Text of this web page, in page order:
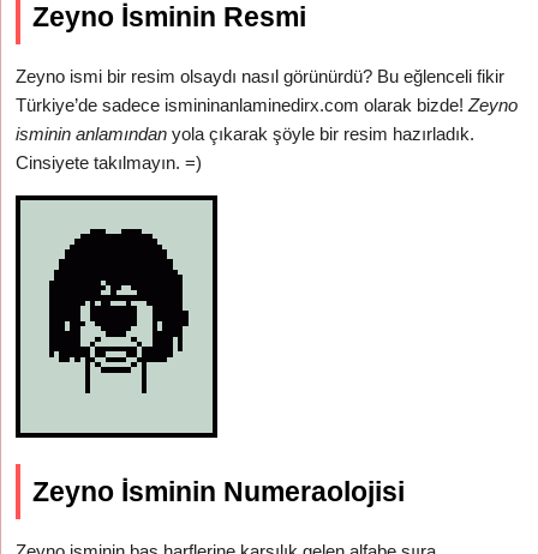
Zeyno İsminin Resmi
Zeyno ismi bir resim olsaydı nasıl görünürdü? Bu eğlenceli fikir
Türkiye’de sadece ismininanlaminedirx.com olarak bizde!Zeyno
isminin anlamından yola çıkarak şöyle bir resim hazırladık.
Cinsiyete takılmayın. =)
Zeyno İsminin Numeraolojisi